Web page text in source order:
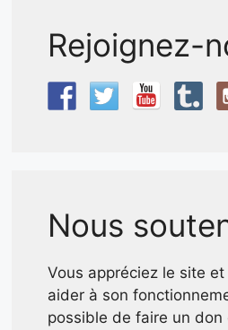
Rejoignez-
Nous
Vous appréciez le site
aider à son
possible de faire un don